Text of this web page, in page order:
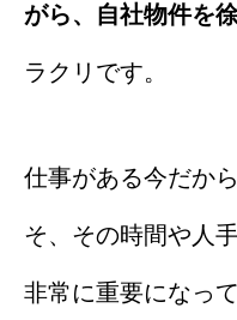
がら、自社物件を
ラクリです。
仕事がある今だか
そ、その時間や人
非常に重要になっ